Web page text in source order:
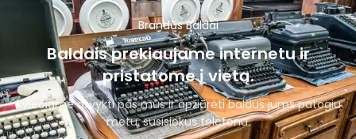
Brandūs Baldai
Baldais prekiaujame internetu ir
pristatome į vietą.
Kviečiame atvykti pas mus ir apžiūrėti baldus jums patogiu
metu, susisiekus telefonu.